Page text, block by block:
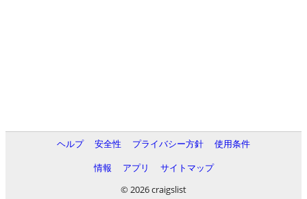
ヘルプ 安全性 プライバシー方針
使用条件
情報
アプリ
サイトマップ
© 2026 craigslist